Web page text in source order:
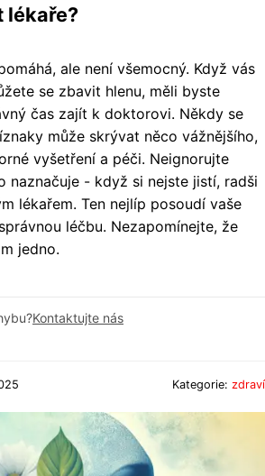
lékaře?
ale není všemocný. Když vás
se zbavit hlenu, měli byste
čas zajít k doktorovi. Někdy se
může skrývat něco vážnějšího,
vyšetření a péči. Neignorujte
naznačuje - když si nejste jistí, radši
lékařem. Ten nejlíp posoudí vaše
léčbu. Nezapomínejte, že
jedno.
Kontaktujte nás
Kategorie: zdraví